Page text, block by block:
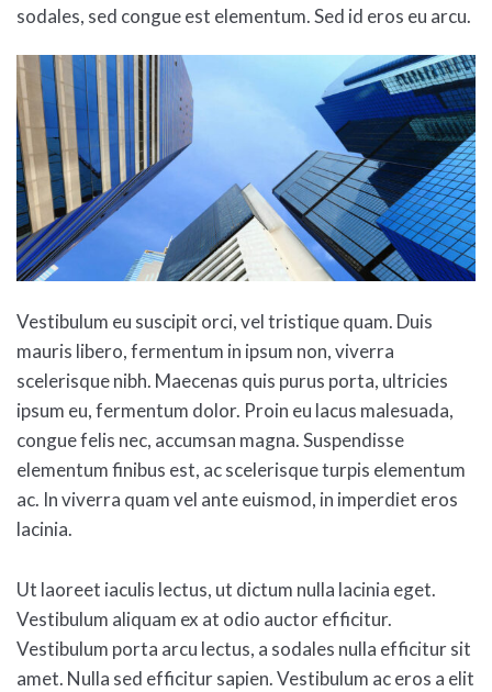
sodales, sed congue est elementum. Sed id eros eu arcu.
Vestibulum eu suscipit orci, vel tristique quam. Duis
mauris libero, fermentum in ipsum non, viverra
scelerisque nibh. Maecenas quis purus porta, ultricies
ipsum eu, fermentum dolor. Proin eu lacus malesuada,
congue felis nec, accumsan magna. Suspendisse
elementum finibus est, ac scelerisque turpis elementum
ac. In viverra quam vel ante euismod, in imperdiet eros
lacinia.
Ut laoreet iaculis lectus, ut dictum nulla lacinia eget.
Vestibulum aliquam ex at odio auctor efficitur.
Vestibulum porta arcu lectus, a sodales nulla efficitur sit
amet. Nulla sed efficitur sapien. Vestibulum ac eros a elit